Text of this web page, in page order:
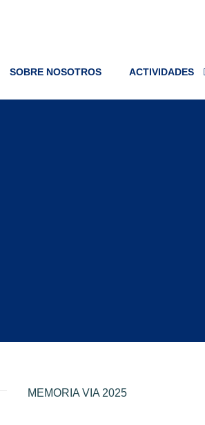
SOBRE NOSOTROS ACTIVIDADES
MEMORIA VIA 2025